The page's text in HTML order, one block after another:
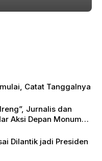
Catat Tanggalnya
Jurnalis dan
Aksi Depan Monumen
Dilantik jadi Presiden